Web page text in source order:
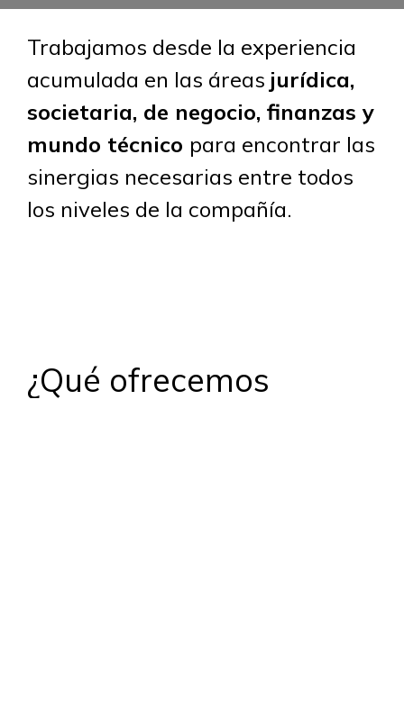
Trabajamos desde la experiencia
acumulada en las áreas jurídica,
societaria, de negocio, finanzas y
mundo técnico para encontrar las
sinergias necesarias entre todos
los niveles de la compañía.
¿Qué ofrecemos